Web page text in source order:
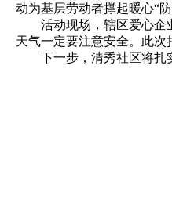
动为基层劳动者撑起暖心“防
活动现场，辖区爱心企业
天气一定要注意安全。此次
下一步，清秀社区将扎实